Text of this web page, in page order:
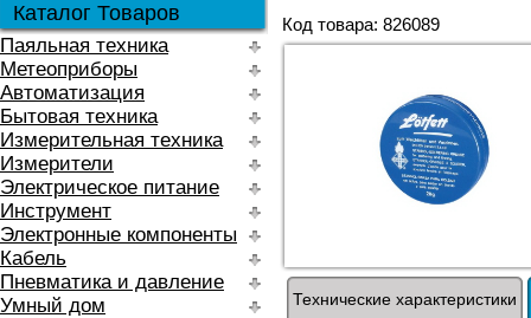
Каталог Товаров
Паяльная техника
Метеоприборы
Автоматизация
Бытовая техника
Измерительная техника
Измерители
Электрическое питание
Инструмент
Электронные компоненты
Кабель
Пневматика и давление
Умный дом
Код товара: 826089
Технические характеристики